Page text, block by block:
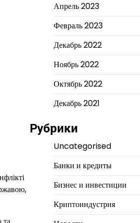
Апрель 2023
Февраль 2023
Декабрь 2022
Ноябрь 2022
Октябрь 2022
Декабрь 2021
Рубрики
Uncategorised
Банки и кредиты
Бизнес и инвестиции
Криптоиндустрия